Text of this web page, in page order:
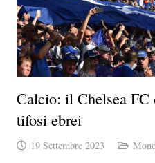
Calcio: il Chelsea FC
tifosi ebrei
19 Settembre 2023